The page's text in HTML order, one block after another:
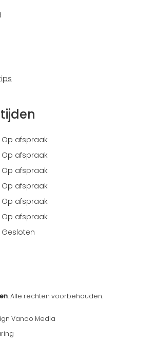
Op afspraak
Op afspraak
Op afspraak
Op afspraak
Op afspraak
Op afspraak
Gesloten
. Alle rechten voorbehouden.
Vanoo Media